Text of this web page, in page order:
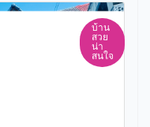
บ้าน
สวย
น่า
สนใจ